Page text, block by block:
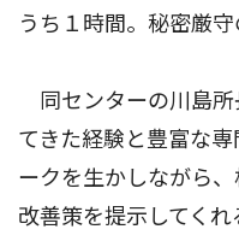
うち１時間。秘密厳守
同センターの川島所
てきた経験と豊富な
ークを生かしながら
改善策を提示してくれ